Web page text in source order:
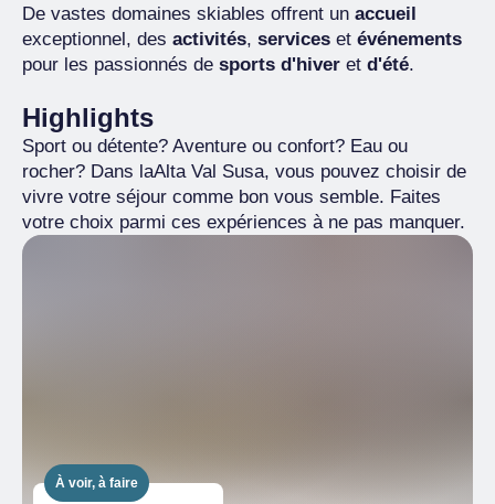
De vastes domaines skiables offrent un accueil
exceptionnel, des activités, services et événements
pour les passionnés de sports d'hiver et d'été.
Highlights
Sport ou détente? Aventure ou confort? Eau ou
rocher? Dans laAlta Val Susa, vous pouvez choisir de
vivre votre séjour comme bon vous semble. Faites
votre choix parmi ces expériences à ne pas manquer.
À voir, à faire